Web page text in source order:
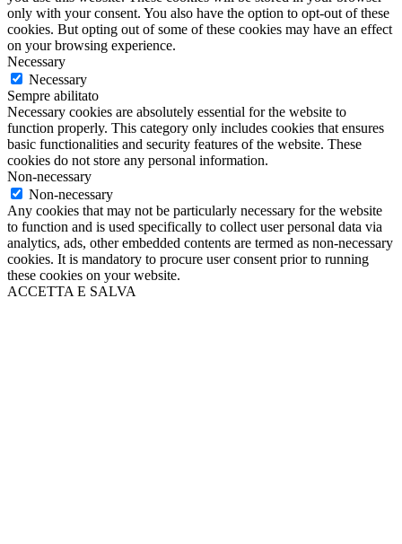
only with your consent. You also have the option to opt-out of these
cookies. But opting out of some of these cookies may have an effect
on your browsing experience.
Necessary
Necessary
Sempre abilitato
Necessary cookies are absolutely essential for the website to
function properly. This category only includes cookies that ensures
basic functionalities and security features of the website. These
cookies do not store any personal information.
Non-necessary
Non-necessary
Any cookies that may not be particularly necessary for the website
to function and is used specifically to collect user personal data via
analytics, ads, other embedded contents are termed as non-necessary
cookies. It is mandatory to procure user consent prior to running
these cookies on your website.
ACCETTA E SALVA